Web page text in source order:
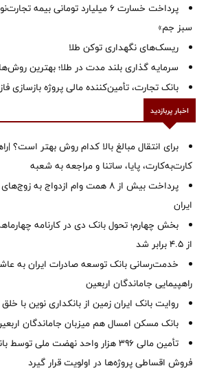
پرداخت خسارت ۶ میلیارد تومانی
سبز جم»
ریسک‌های نگهداری توکن طلا
سرمایه گذاری بلند مدت در طلا؛ بهترین
بانک تجارت، تأمین‌کننده مالی پروژه بازسازی فازهای ۴ و ۵
اخبار پربازدید
برای انتقال مبالغ بالا کدام روش بهتر است؟
کارت‌به‌کارت، پایا، ساتنا و مراجعه به شعبه
پرداخت بیش از ۸ همت وام ازدواج
ایران
بخش چهارم؛ تحول بانک دی در کارنامه
از ۴.۵ برابر شد
خدمت‌رسانی بانک توسعه صادرات ایران به
راهپیمایی جاماندگان اربعین
روایت بانک ایران زمین از بانکداری نوین با
بانک مسکن امسال هم میزبان جاماندگان
تأمین مالی ۳۹۶ هزار واحد نهضت ملی
فروش اقساطی پروژه‌ها در اولویت قرار گیرد